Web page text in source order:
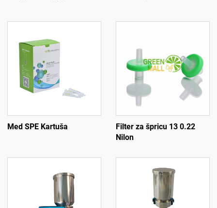
Med SPE Kartuša
Filter za špricu 13 0.22
Nilon